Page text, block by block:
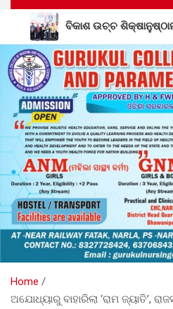
ଦ୍ୱିତୀୟ ସମାବର୍ତ୍ତନ ଦିବସ
Home
ଅଯୋଧ୍ୟାରୁ ବାହାରିଲା ‘ରାମ ଜ୍ୟାତି’,